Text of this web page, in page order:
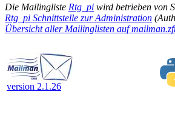
Die Mailingliste Rtg_pi wird betrieben von
Rtg_pi Schnittstelle zur Administration
Übersicht aller Mailinglisten auf
version 2.1.26